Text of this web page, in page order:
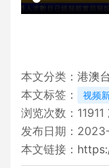
本文分类： 港澳台
本文标签：
视频
浏览次数： 11911
发布日期：
本文链接：